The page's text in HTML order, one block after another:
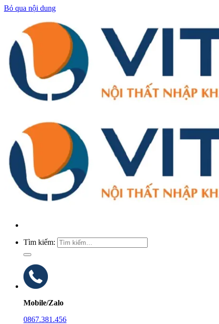
Bỏ qua nội dung
Tìm kiếm:
Mobile/Zalo
0867.381.456